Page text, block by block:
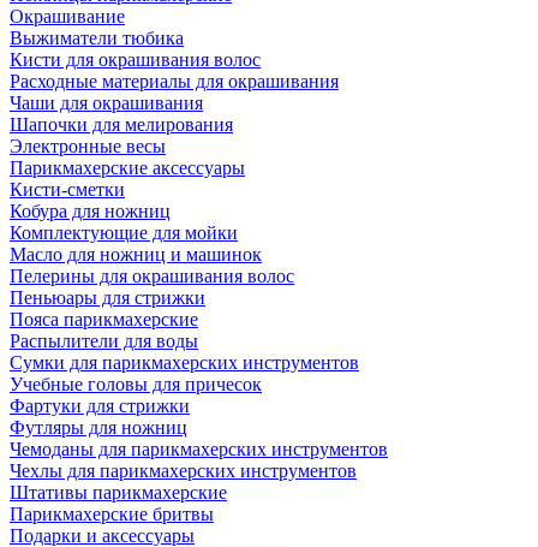
Окрашивание
Выжиматели тюбика
Кисти для окрашивания волос
Расходные материалы для окрашивания
Чаши для окрашивания
Шапочки для мелирования
Электронные весы
Парикмахерские аксессуары
Кисти-сметки
Кобура для ножниц
Комплектующие для мойки
Масло для ножниц и машинок
Пелерины для окрашивания волос
Пеньюары для стрижки
Пояса парикмахерские
Распылители для воды
Сумки для парикмахерских инструментов
Учебные головы для причесок
Фартуки для стрижки
Футляры для ножниц
Чемоданы для парикмахерских инструментов
Чехлы для парикмахерских инструментов
Штативы парикмахерские
Парикмахерские бритвы
Подарки и аксессуары